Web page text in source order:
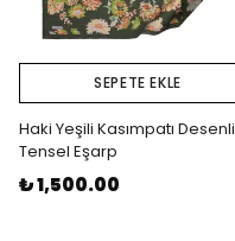
SEPETE EKLE
Haki Yeşili Kasımpatı Desenli
Tensel Eşarp
₺ 1,500.00